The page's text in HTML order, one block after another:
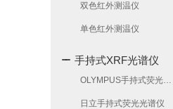
双色红外测温仪
单色红外测温仪
手持式XRF光谱仪
OLYMPUS手持式荧光光谱仪
日立手持式荧光光谱仪